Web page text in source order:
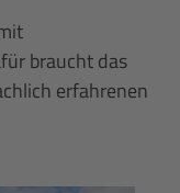
braucht das
erfahrenen